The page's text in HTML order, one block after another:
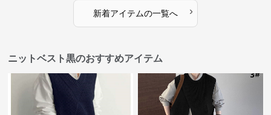
新着アイテムの一覧へ ›
ニットベスト黒のおすすめアイテム